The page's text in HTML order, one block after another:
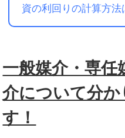
資の利回りの計算方
一般媒介・専任
介について分か
す！